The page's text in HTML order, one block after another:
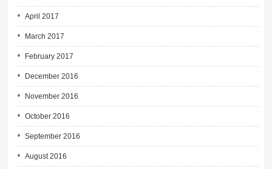
April 2017
March 2017
February 2017
December 2016
November 2016
October 2016
September 2016
August 2016